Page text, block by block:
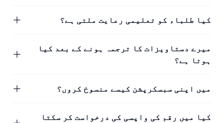
کیا طلباء کو تعلیمی رعایت ملتی ہے؟
میرے دستاویزات کا ترجمہ ہونے کے بعد کیا
ہوتا ہے؟
میں اپنی سبسکرپشن کیسے منسوخ کروں؟
کیا میں رقم کی واپسی کی درخواست کر سکتا